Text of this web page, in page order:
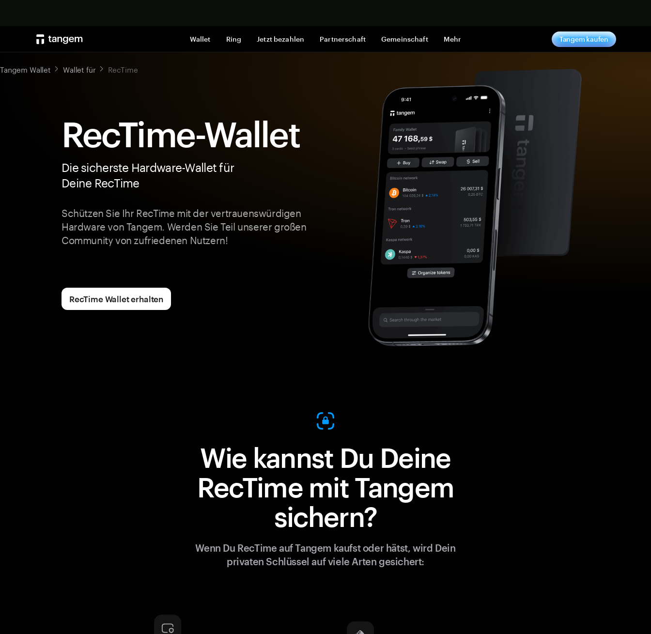
Wallet Ring Jetzt bezahlen Partnerschaft Gemeinschaft Mehr Tangem kaufen
Tangem Wallet Wallet für RecTime
RecTime-Wallet
Die sicherste Hardware-Wallet für
Deine RecTime
Schützen Sie Ihr RecTime mit der vertrauenswürdigen
Hardware von Tangem. Werden Sie Teil unserer großen
Community von zufriedenen Nutzern!
RecTime Wallet erhalten
Wie kannst Du Deine
RecTime mit Tangem
sichern?
Wenn Du RecTime auf Tangem kaufst oder hätst, wird Dein
privaten Schlüssel auf viele Arten gesichert: